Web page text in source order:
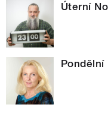
Úterní
Pondělní